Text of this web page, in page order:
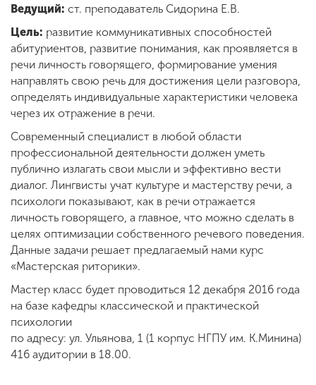
Обучение
Наука
Международная
деятельность
Другие виды
деятельности
Студенческая жизнь
Сведения об
образовательной
Ведущий: ст. преподаватель Сидорина Е.В.
Цель: развитие коммуникативных способностей
абитуриентов, развитие понимания, как проявляется в
речи личность говорящего, формирование умения
направлять свою речь для достижения цели разговора,
определять индивидуальные характеристики человека
через их отражение в речи.
Современный специалист в любой области
профессиональной деятельности должен уметь
публично излагать свои мысли и эффективно вести
диалог. Лингвисты учат культуре и мастерству речи, а
психологи показывают, как в речи отражается
личность говорящего, а главное, что можно сделать в
целях оптимизации собственного речевого поведения.
Данные задачи решает предлагаемый нами курс
«Мастерская риторики».
Мастер класс будет проводиться 12 декабря 2016 года
на базе кафедры классической и практической
психологии
по адресу: ул. Ульянова, 1 (1 корпус НГПУ им. К.Минина)
416 аудитории в 18.00.